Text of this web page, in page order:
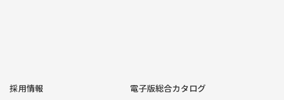
採用情報
電子版総合カタログ